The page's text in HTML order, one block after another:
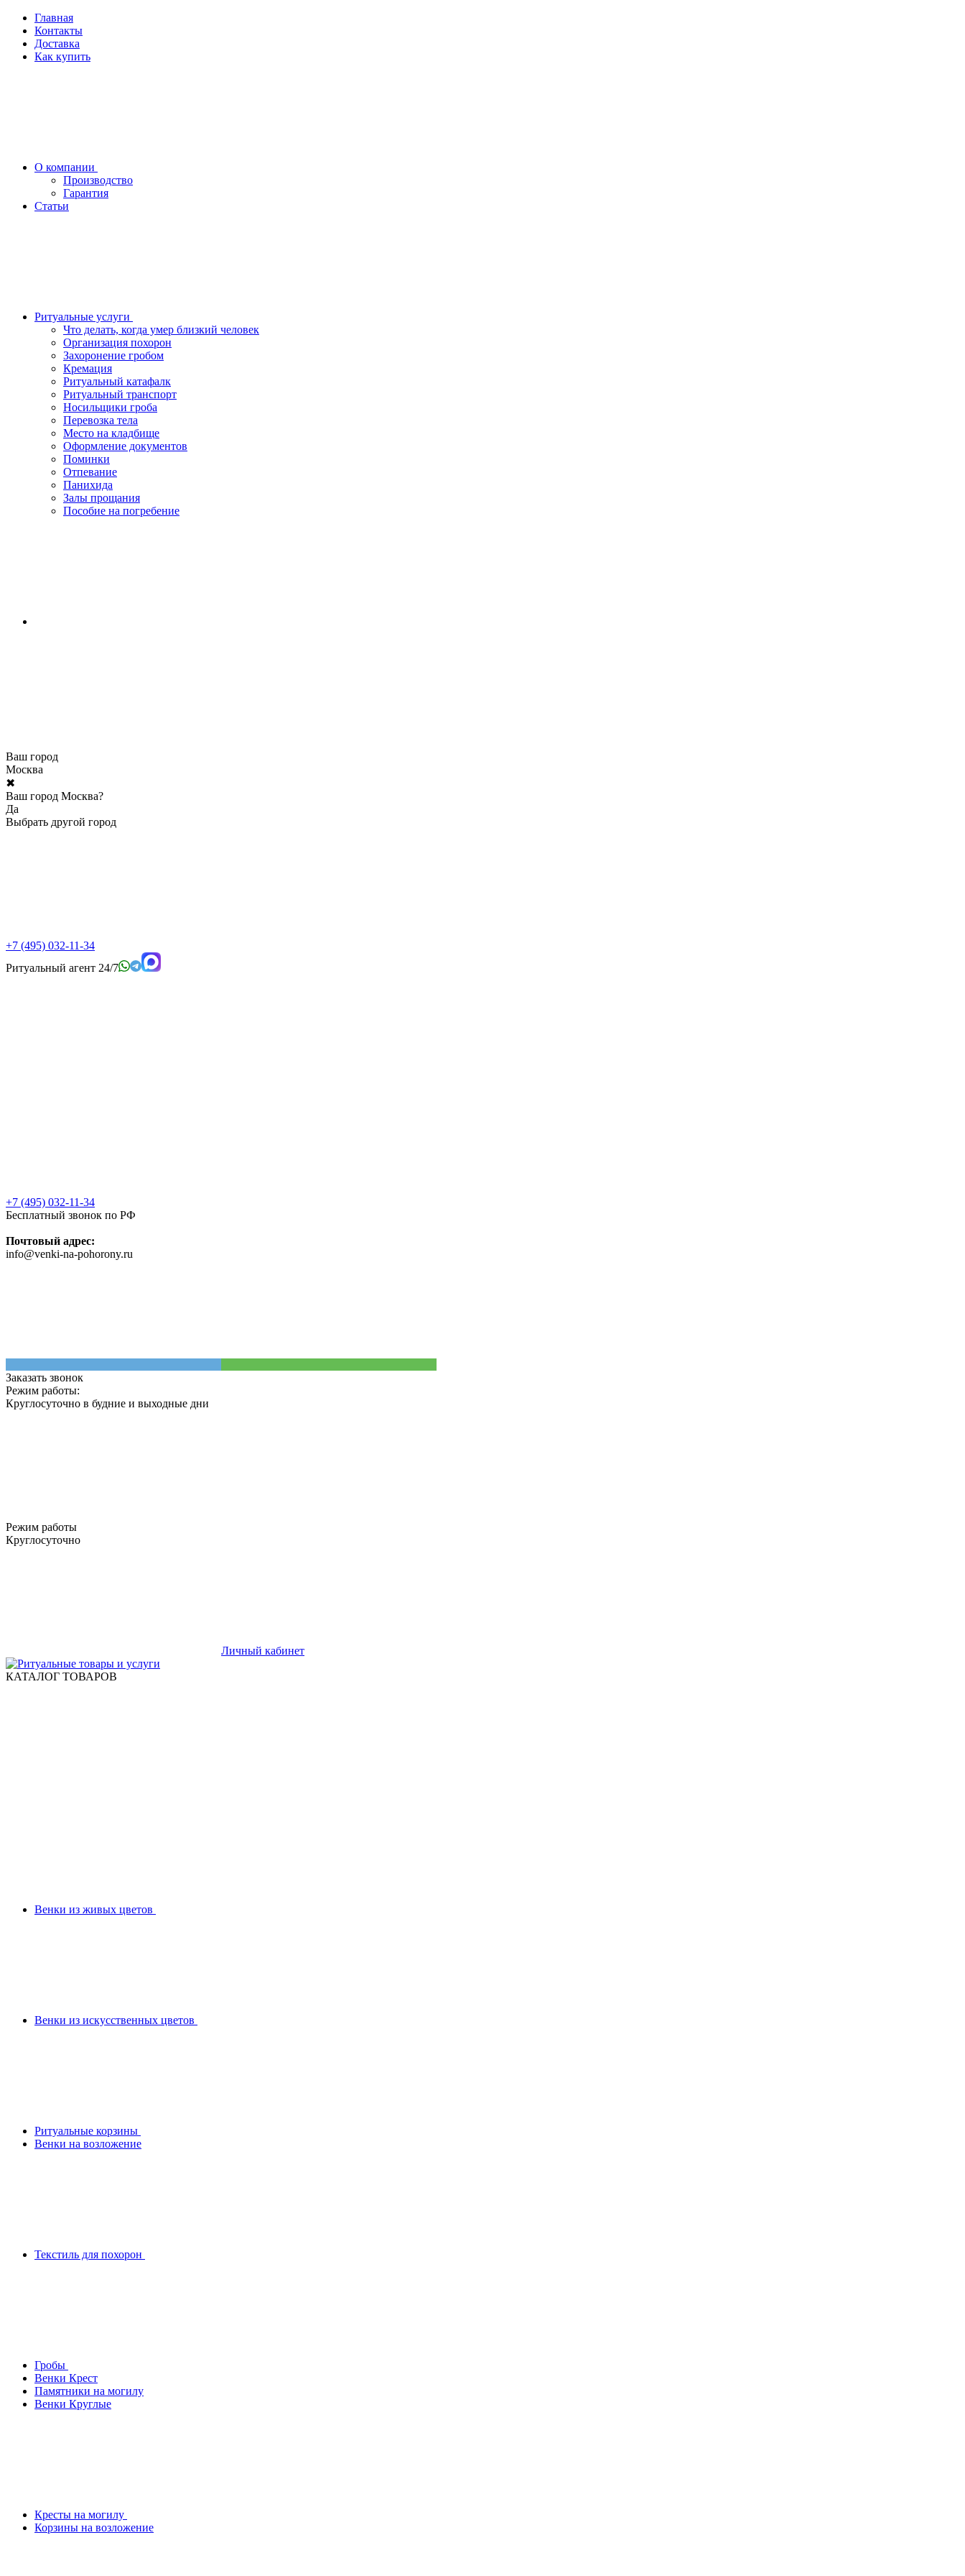
Главная
Контакты
Доставка
Как купить
О компании
Производство
Гарантия
Статьи
Ритуальные услуги
Что делать, когда умер близкий человек
Организация похорон
Захоронение гробом
Кремация
Ритуальный катафалк
Ритуальный транспорт
Носильщики гроба
Перевозка тела
Место на кладбище
Оформление документов
Поминки
Отпевание
Панихида
Залы прощания
Пособие на погребение
Ваш город
Москва
✖
Ваш город Москва?
Да
Выбрать другой город
+7 (495) 032-11-34
Ритуальный агент 24/7
+7 (495) 032-11-34
Бесплатный звонок по РФ
Почтовый адрес:
info@venki-na-pohorony.ru
Заказать звонок
Режим работы:
Круглосуточно в будние и выходные дни
Режим работы
Круглосуточно
Личный кабинет
КАТАЛОГ ТОВАРОВ
Венки из живых цветов
Венки из искусственных цветов
Ритуальные корзины
Венки на возложение
Текстиль для похорон
Гробы
Венки Крест
Памятники на могилу
Венки Круглые
Кресты на могилу
Корзины на возложение